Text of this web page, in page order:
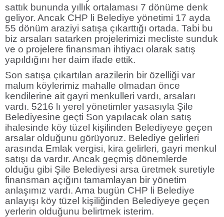
sattık bununda yıllık ortalaması 7 dönüme denk
geliyor. Ancak CHP li Belediye yönetimi 17 ayda
55 dönüm araziyi satışa çıkarttığı ortada. Tabi bu
biz arsaları satarken projelerimizi mecliste sunduk
ve o projelere finansman ihtiyacı olarak satış
yapıldığını her daim ifade ettik.
Son satışa çıkartılan arazilerin bir özelliği var
malum köylerimiz mahalle olmadan önce
kendilerine ait gayri menkulleri vardı, arsaları
vardı. 5216 lı yerel yönetimler yasasıyla Şile
Belediyesine geçti Son yapılacak olan satış
ihalesinde köy tüzel kişilinden Belediyeye geçen
arsalar olduğunu görüyoruz. Belediye gelirleri
arasında Emlak vergisi, kira gelirleri, gayri menkul
satışı da vardır. Ancak geçmiş dönemlerde
olduğu gibi Şile Belediyesi arsa üretmek suretiyle
finansman açığını tamamlayan bir yönetim
anlaşımız vardı. Ama bugün CHP li Belediye
anlayışı köy tüzel kişiliğinden Belediyeye geçen
yerlerin olduğunu belirtmek isterim.